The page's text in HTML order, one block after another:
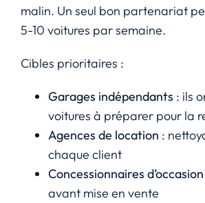
malin. Un seul bon partenariat
5-10 voitures par semaine.
Cibles prioritaires :
Garages indépendants : ils
voitures à préparer pour la
Agences de location :
chaque client
Concessionnaires d’occasion
avant mise en vente